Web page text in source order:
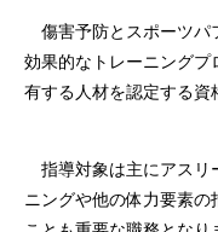
傷害予防とスポーツパ
効果的なトレーニング
有する人材を認定する資
指導対象は主にアスリ
ニングや他の体力要素